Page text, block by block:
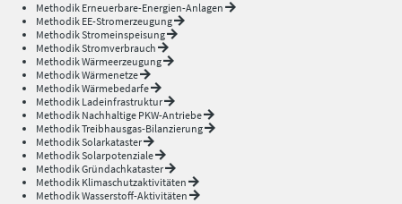
Methodik Erneuerbare-Energien-Anlagen
Methodik EE-Stromerzeugung
Methodik Stromeinspeisung
Methodik Stromverbrauch
Methodik Wärmeerzeugung
Methodik Wärmenetze
Methodik Wärmebedarfe
Methodik Ladeinfrastruktur
Methodik Nachhaltige PKW-Antriebe
Methodik Treibhausgas-Bilanzierung
Methodik Solarkataster
Methodik Solarpotenziale
Methodik Gründachkataster
Methodik Klimaschutzaktivitäten
Methodik Wasserstoff-Aktivitäten